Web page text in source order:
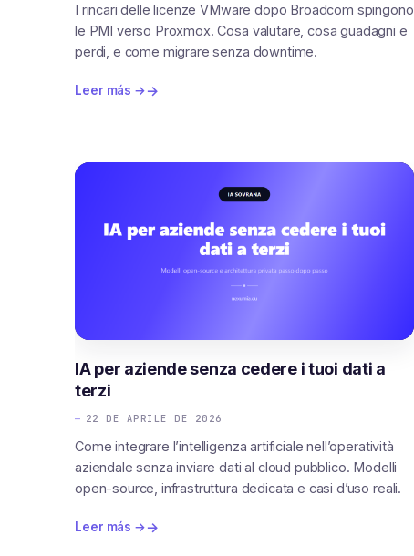
I rincari delle licenze VMware dopo Broadcom spingono
le PMI verso Proxmox. Cosa valutare, cosa guadagni e
perdi, e come migrare senza downtime.
Leer más →
IA per aziende senza cedere i tuoi dati a
terzi
22 DE APRILE DE 2026
Come integrare l’intelligenza artificiale nell’operatività
aziendale senza inviare dati al cloud pubblico. Modelli
open-source, infrastruttura dedicata e casi d’uso reali.
Leer más →